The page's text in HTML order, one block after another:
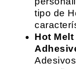
tipo de
Hot